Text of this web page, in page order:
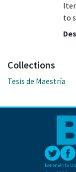
to
Collections
Tesis de Maestría
Benemérita